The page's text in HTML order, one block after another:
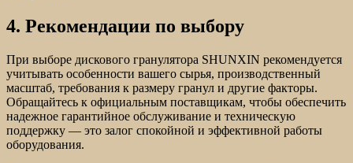
4. Рекомендации по выбору
При выборе дискового гранулятора SHUNXIN рекомендуется
учитывать особенности вашего сырья, производственный
масштаб, требования к размеру гранул и другие факторы.
Обращайтесь к официальным поставщикам, чтобы обеспечить
надежное гарантийное обслуживание и техническую
поддержку — это залог спокойной и эффективной работы
оборудования.